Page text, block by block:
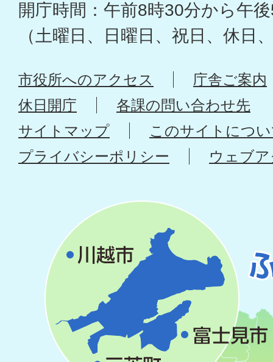
開庁時間：午前8時30分から午
（土曜日、日曜日、祝日、休日
市役所へのアクセス
庁舎ご案内
休日開庁
各課の問い合わせ先
サイトマップ
このサイトにつ
プライバシーポリシー
ウェブ